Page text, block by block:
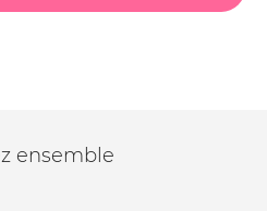
ensemble